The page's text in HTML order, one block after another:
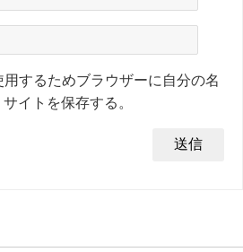
するためブラウザーに自分の名
イトを保存する。